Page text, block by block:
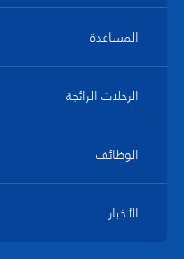
المساعدة
الرحلات الرائجة
الوظائف
الأخبار